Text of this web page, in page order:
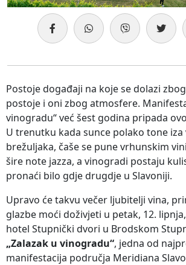
Postoje događaji na koje se dolazi
postoje i oni zbog atmosfere.
vinogradu“ već šest godina pripada
U trenutku kada sunce polako tone
brežuljaka, čaše se pune vrhunskim
šire note jazza, a vinogradi postaju
pronaći bilo gdje drugdje u Slavoniji.
Upravo će takvu večer ljubitelji vina,
glazbe moći doživjeti u petak, 12.
hotel Stupnički dvori u Brodskom
„Zalazak u vinogradu“, jedna od
manifestacija područja Meridiana